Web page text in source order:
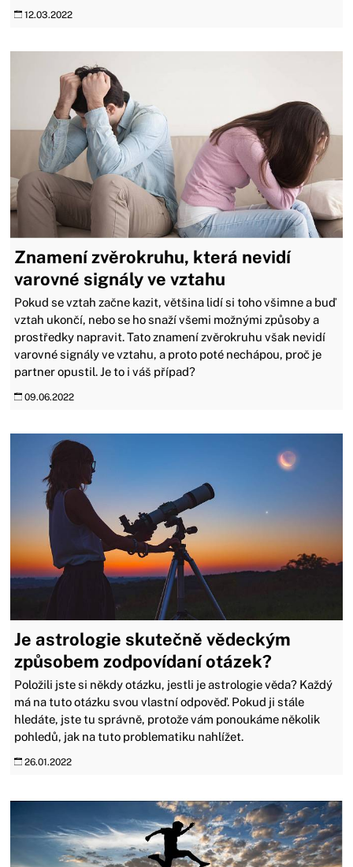
12.03.2022
Znamení zvěrokruhu, která nevidí
varovné signály ve vztahu
Pokud se vztah začne kazit, většina lidí si toho všimne a buď
vztah ukončí, nebo se ho snaží všemi možnými způsoby a
prostředky napravit. Tato znamení zvěrokruhu však nevidí
varovné signály ve vztahu, a proto poté nechápou, proč je
partner opustil. Je to i váš případ?
09.06.2022
Je astrologie skutečně vědeckým
způsobem zodpovídaní otázek?
Položili jste si někdy otázku, jestli je astrologie věda? Každý
má na tuto otázku svou vlastní odpověď. Pokud ji stále
hledáte, jste tu správně, protože vám ponoukáme několik
pohledů, jak na tuto problematiku nahlížet.
26.01.2022